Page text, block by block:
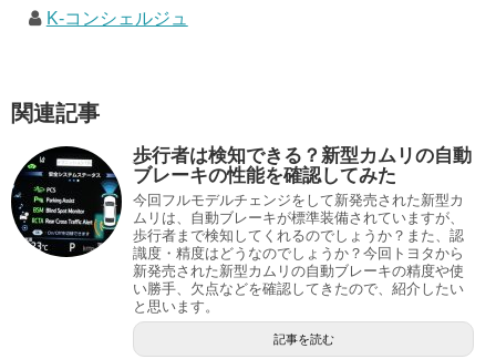
K-コンシェルジュ
関連記事
歩行者は検知できる？新型カムリの自動
ブレーキの性能を確認してみた
今回フルモデルチェンジをして新発売された新型カ
ムリは、自動ブレーキが標準装備されていますが、
歩行者まで検知してくれるのでしょうか？また、認
識度・精度はどうなのでしょうか？今回トヨタから
新発売された新型カムリの自動ブレーキの精度や使
い勝手、欠点などを確認してきたので、紹介したい
と思います。
記事を読む